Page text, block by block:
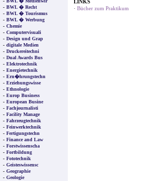
- BWL � Recht
- BWL � Tourismus
- BWL � Werbung
- Chemie
- Computervisuali
- Design und Grap
- digitale Medien
- Druckereitechni
- Dual Awards Bus
- Elektrotechnik
- Energietechnik
- Ern�hrungstechn
- Erziehungswisse
- Ethnologie
- Europ Business
- European Busine
- Fachjournalisti
- Facility Manage
- Fahrzeugtechnik
- Feinwerktechnik
- Fertigungstechn
- Finance and Law
- Forstwissenscha
- Fortbildung
- Fototechnik
- Geisteswissensc
- Geographie
- Geologie
LINKS
· Bücher zum Praktikum